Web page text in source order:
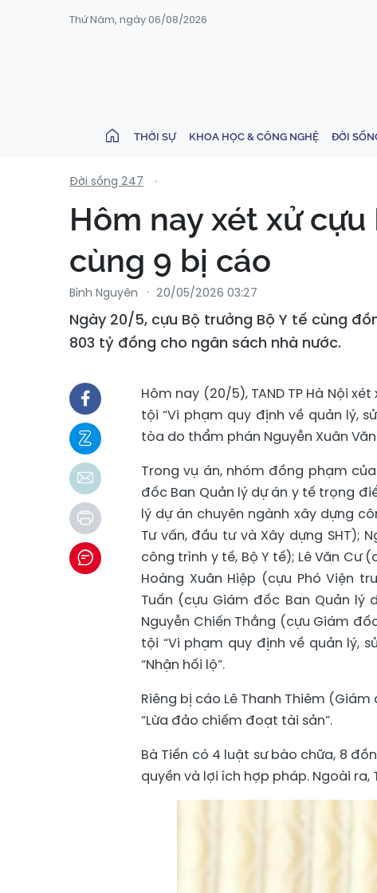
Thứ Năm, ngày 06/08/2026
THỜI SỰ KHOA HỌC & CÔNG NGHỆ ĐỜI
Đời sống 247
Hôm nay xét xử
cùng 9 bị cáo
Bình Nguyên 20/05/2026 03:27
Ngày 20/5, cựu Bộ trưởng Bộ Y tế cùng
803 tỷ đồng cho ngân sách nhà nước.
Hôm nay (20/5), TAND TP Hà Nội
tội “Vi phạm quy định về quản lý,
tòa do thẩm phán Nguyễn Xuân
Trong vụ án, nhóm đồng phạm
đốc Ban Quản lý dự án y tế trọng
lý dự án chuyên ngành xây dựng
Tư vấn, đầu tư và Xây dựng SHT);
công trình y tế, Bộ Y tế); Lê Văn Cư
Hoàng Xuân Hiệp (cựu Phó Viện
Tuấn (cựu Giám đốc Ban Quản lý
Nguyễn Chiến Thắng (cựu Giám
tội “Vi phạm quy định về quản lý,
“Nhận hối lộ”.
Riêng bị cáo Lê Thanh Thiêm
“Lừa đảo chiếm đoạt tài sản”.
Bà Tiến có 4 luật sư bào chữa, 8
quyền và lợi ích hợp pháp. Ngoài